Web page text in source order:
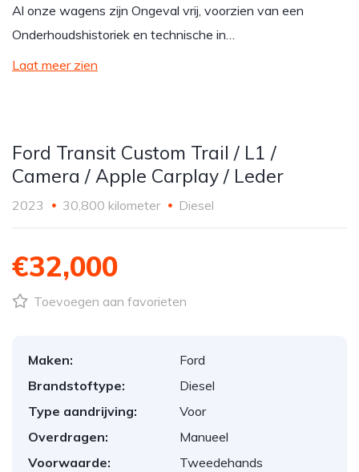
Al onze wagens zijn Ongeval vrij, voorzien van een
Onderhoudshistoriek en technische in…
Laat meer zien
Ford Transit Custom Trail / L1 /
Camera / Apple Carplay / Leder
2023 30,800 kilometer Diesel
€32,000
Toevoegen aan favorieten
Maken:
Ford
Brandstoftype:
Diesel
Type aandrijving:
Voor
Overdragen:
Manueel
Voorwaarde:
Tweedehands